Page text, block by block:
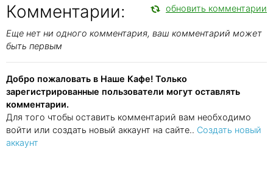
Комментарии: обновить комментарии
Еще нет ни одного комментария, ваш комментарий может
быть первым
Добро пожаловать в Наше Кафе! Только
зарегистрированные пользователи могут оставлять
комментарии.
Для того чтобы оставить комментарий вам необходимо
войти или создать новый аккаунт на сайте.. Создать новый
аккаунт